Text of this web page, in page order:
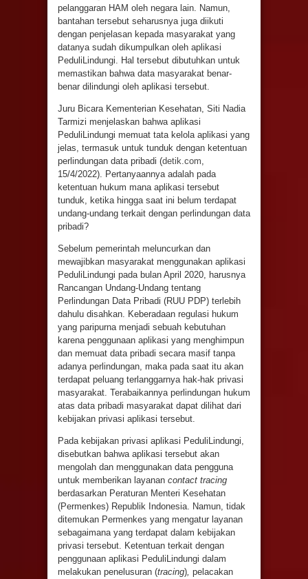
pelanggaran HAM oleh negara lain. Namun,
bantahan tersebut seharusnya juga diikuti
dengan penjelasan kepada masyarakat yang
datanya sudah dikumpulkan oleh aplikasi
PeduliLindungi. Hal tersebut dibutuhkan untuk
memastikan bahwa data masyarakat benar-
benar dilindungi oleh aplikasi tersebut.
Juru Bicara Kementerian Kesehatan, Siti Nadia
Tarmizi menjelaskan bahwa aplikasi
PeduliLindungi memuat tata kelola aplikasi yang
jelas, termasuk untuk tunduk dengan ketentuan
perlindungan data pribadi (detik.com,
15/4/2022). Pertanyaannya adalah pada
ketentuan hukum mana aplikasi tersebut
tunduk, ketika hingga saat ini belum terdapat
undang-undang terkait dengan perlindungan data
pribadi?
Sebelum pemerintah meluncurkan dan
mewajibkan masyarakat menggunakan aplikasi
PeduliLindungi pada bulan April 2020, harusnya
Rancangan Undang-Undang tentang
Perlindungan Data Pribadi (RUU PDP) terlebih
dahulu disahkan. Keberadaan regulasi hukum
yang paripurna menjadi sebuah kebutuhan
karena penggunaan aplikasi yang menghimpun
dan memuat data pribadi secara masif tanpa
adanya perlindungan, maka pada saat itu akan
terdapat peluang terlanggarnya hak-hak privasi
masyarakat. Terabaikannya perlindungan hukum
atas data pribadi masyarakat dapat dilihat dari
kebijakan privasi aplikasi tersebut.
Pada kebijakan privasi aplikasi PeduliLindungi,
disebutkan bahwa aplikasi tersebut akan
mengolah dan menggunakan data pengguna
untuk memberikan layanan contact tracing
berdasarkan Peraturan Menteri Kesehatan
(Permenkes) Republik Indonesia. Namun, tidak
ditemukan Permenkes yang mengatur layanan
sebagaimana yang terdapat dalam kebijakan
privasi tersebut. Ketentuan terkait dengan
penggunaan aplikasi PeduliLindungi dalam
melakukan penelusuran (tracing), pelacakan